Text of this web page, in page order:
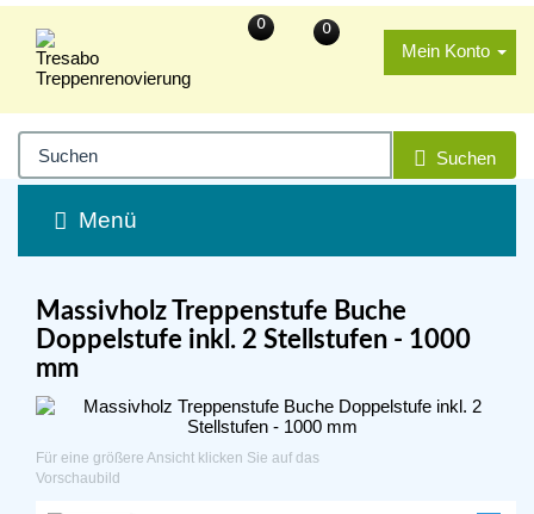
Mein Konto
0
0
Suchen
Menü
Massivholz Treppenstufe Buche
Doppelstufe inkl. 2 Stellstufen - 1000
mm
Für eine größere Ansicht klicken Sie auf das
Vorschaubild